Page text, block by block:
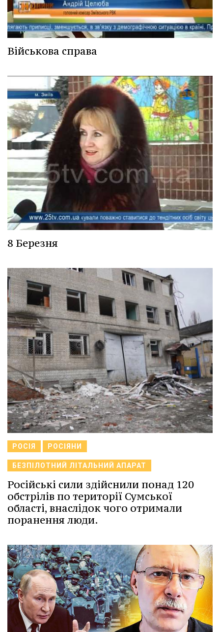
Військова справа
8 Березня
РОСІЯ РОСІЯНИ
БЕЗПІЛОТНИЙ ЛІТАЛЬНИЙ АПАРАТ
Російські сили здійснили понад 120
обстрілів по території Сумської
області, внаслідок чого отримали
поранення люди.